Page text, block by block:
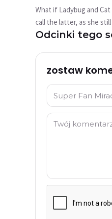
Ten film
What if Ladybug and Cat Noir found
call the latter, as she
the wild with a stranger.
Odcinki tego
zostaw
Imię: *
Komentarz: *